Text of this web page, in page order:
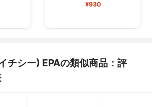
¥930
チシー) EPAの類似商品：評